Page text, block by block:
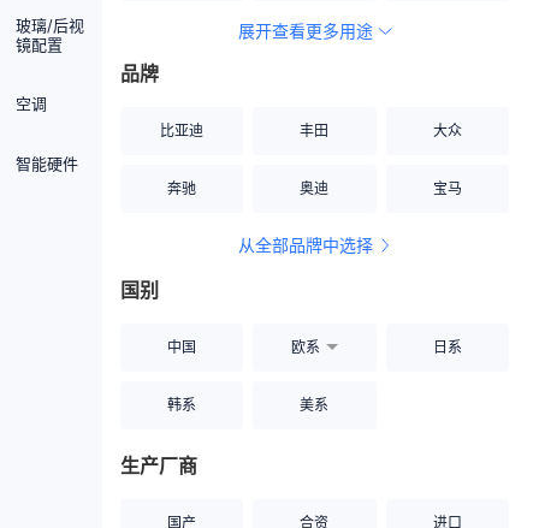
玻璃/后视
镜配置
空调
智能硬件
空间宽敞
展开查看更多用途
品牌
比亚迪 丰田 大众
奔驰 奥迪 宝马
从全部品牌中选择
国别
中国 欧系 日系
韩系 美系
生产厂商
国产 合资 进口